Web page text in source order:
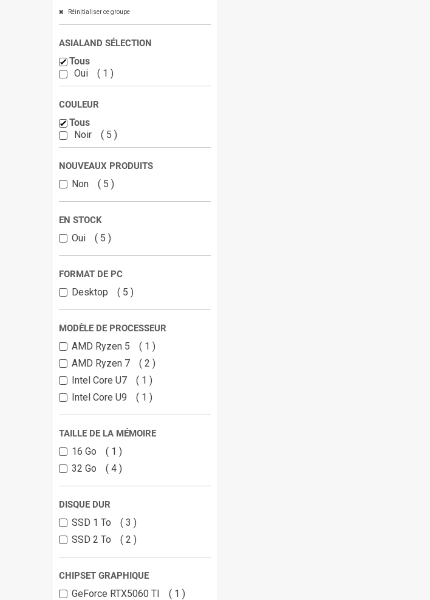
Réinitialiser ce groupe
ASIALAND SÉLECTION
Tous
Oui
1
COULEUR
Tous
Noir
5
NOUVEAUX PRODUITS
Non 5
EN STOCK
Oui 5
FORMAT DE PC
Desktop 5
MODÈLE DE PROCESSEUR
AMD Ryzen 5
1
AMD Ryzen 7
2
Intel Core U7
1
Intel Core U9
1
TAILLE DE LA MÉMOIRE
16 Go
1
32 Go
4
DISQUE DUR
SSD 1 To
3
SSD 2 To
2
CHIPSET GRAPHIQUE
GeForce RTX5060 TI
1